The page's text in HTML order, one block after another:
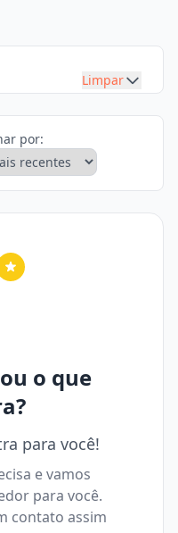
Limpar
por:
o que
para você!
e vamos
para você.
contato assim